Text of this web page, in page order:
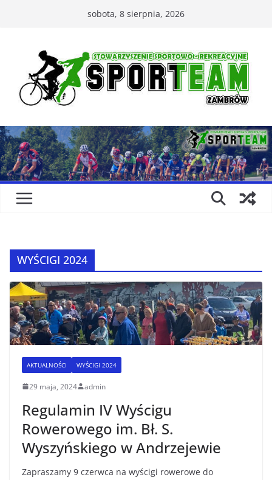
sobota, 8 sierpnia, 2026
WYŚCIGI 2024
AKTUALNOŚCI WYŚCIGI 2024
29 maja, 2024 admin
Regulamin IV Wyścigu
Rowerowego im. Bł. S.
Wyszyńskiego w Andrzejewie
Zapraszamy 9 czerwca na wyścigi rowerowe do